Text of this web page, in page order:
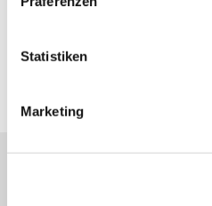
Statistiken
Marketing